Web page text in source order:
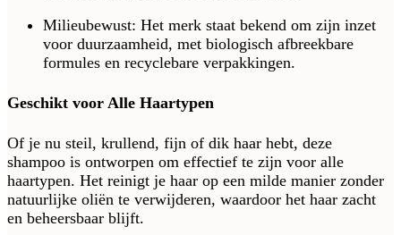
Milieubewust: Het merk staat bekend om zijn inzet
voor duurzaamheid, met biologisch afbreekbare
formules en recyclebare verpakkingen.
Geschikt voor Alle Haartypen
Of je nu steil, krullend, fijn of dik haar hebt, deze
shampoo is ontworpen om effectief te zijn voor alle
haartypen. Het reinigt je haar op een milde manier zonder
natuurlijke oliën te verwijderen, waardoor het haar zacht
en beheersbaar blijft.